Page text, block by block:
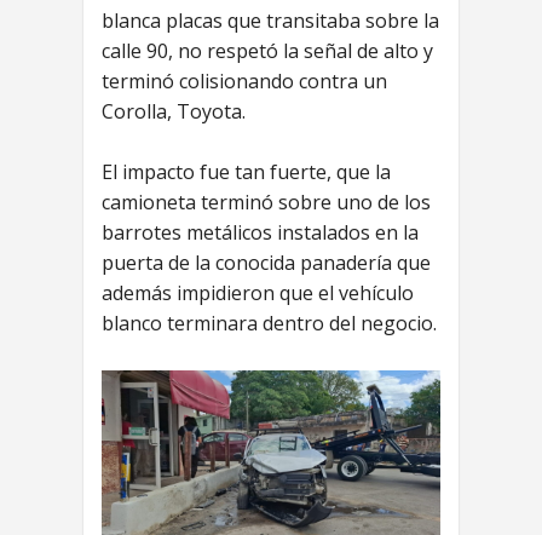
blanca placas que transitaba sobre la
calle 90, no respetó la señal de alto y
terminó colisionando contra un
Corolla, Toyota.
El impacto fue tan fuerte, que la
camioneta terminó sobre uno de los
barrotes metálicos instalados en la
puerta de la conocida panadería que
además impidieron que el vehículo
blanco terminara dentro del negocio.